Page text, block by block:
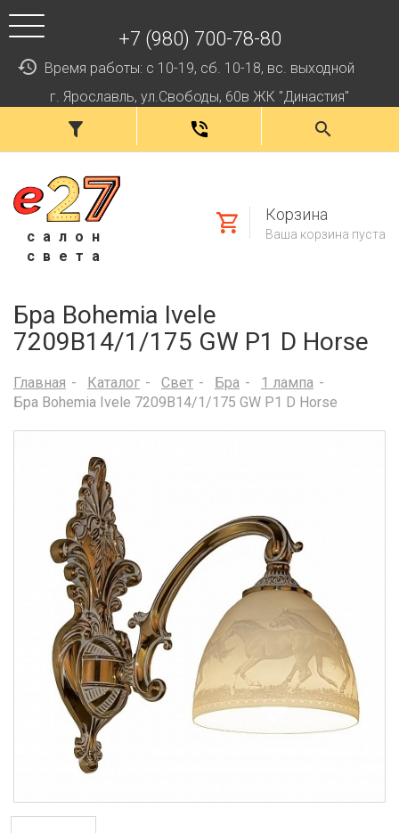
+7 (980) 700-78-80
Время работы: с 10-19, сб. 10-18, вс. выходной
г. Ярославль, ул.Свободы, 60в ЖК "Династия"
салон
света
Корзина
Ваша корзина пуста
Бра Bohemia Ivele
7209B14/1/175 GW P1 D Horse
Главная Каталог Свет Бра
1 лампа
Бра Bohemia Ivele 7209B14/1/175 GW P1 D Horse